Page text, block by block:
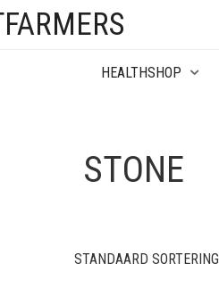
HEALTHSHOP
STONE
STANDAARD SORTERING